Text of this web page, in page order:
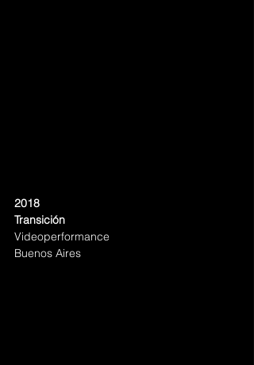
2018
Transición
Videoperformance
Buenos Aires